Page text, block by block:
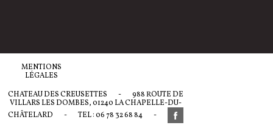
MENTIONS
LÉGALES
CHATEAU DES CREUSETTES -
988 ROUTE DE
VILLARS LES DOMBES, 01240 LA CHAPELLE-DU-
CHÂTELARD
- TEL : 06 78 32 68 84 -